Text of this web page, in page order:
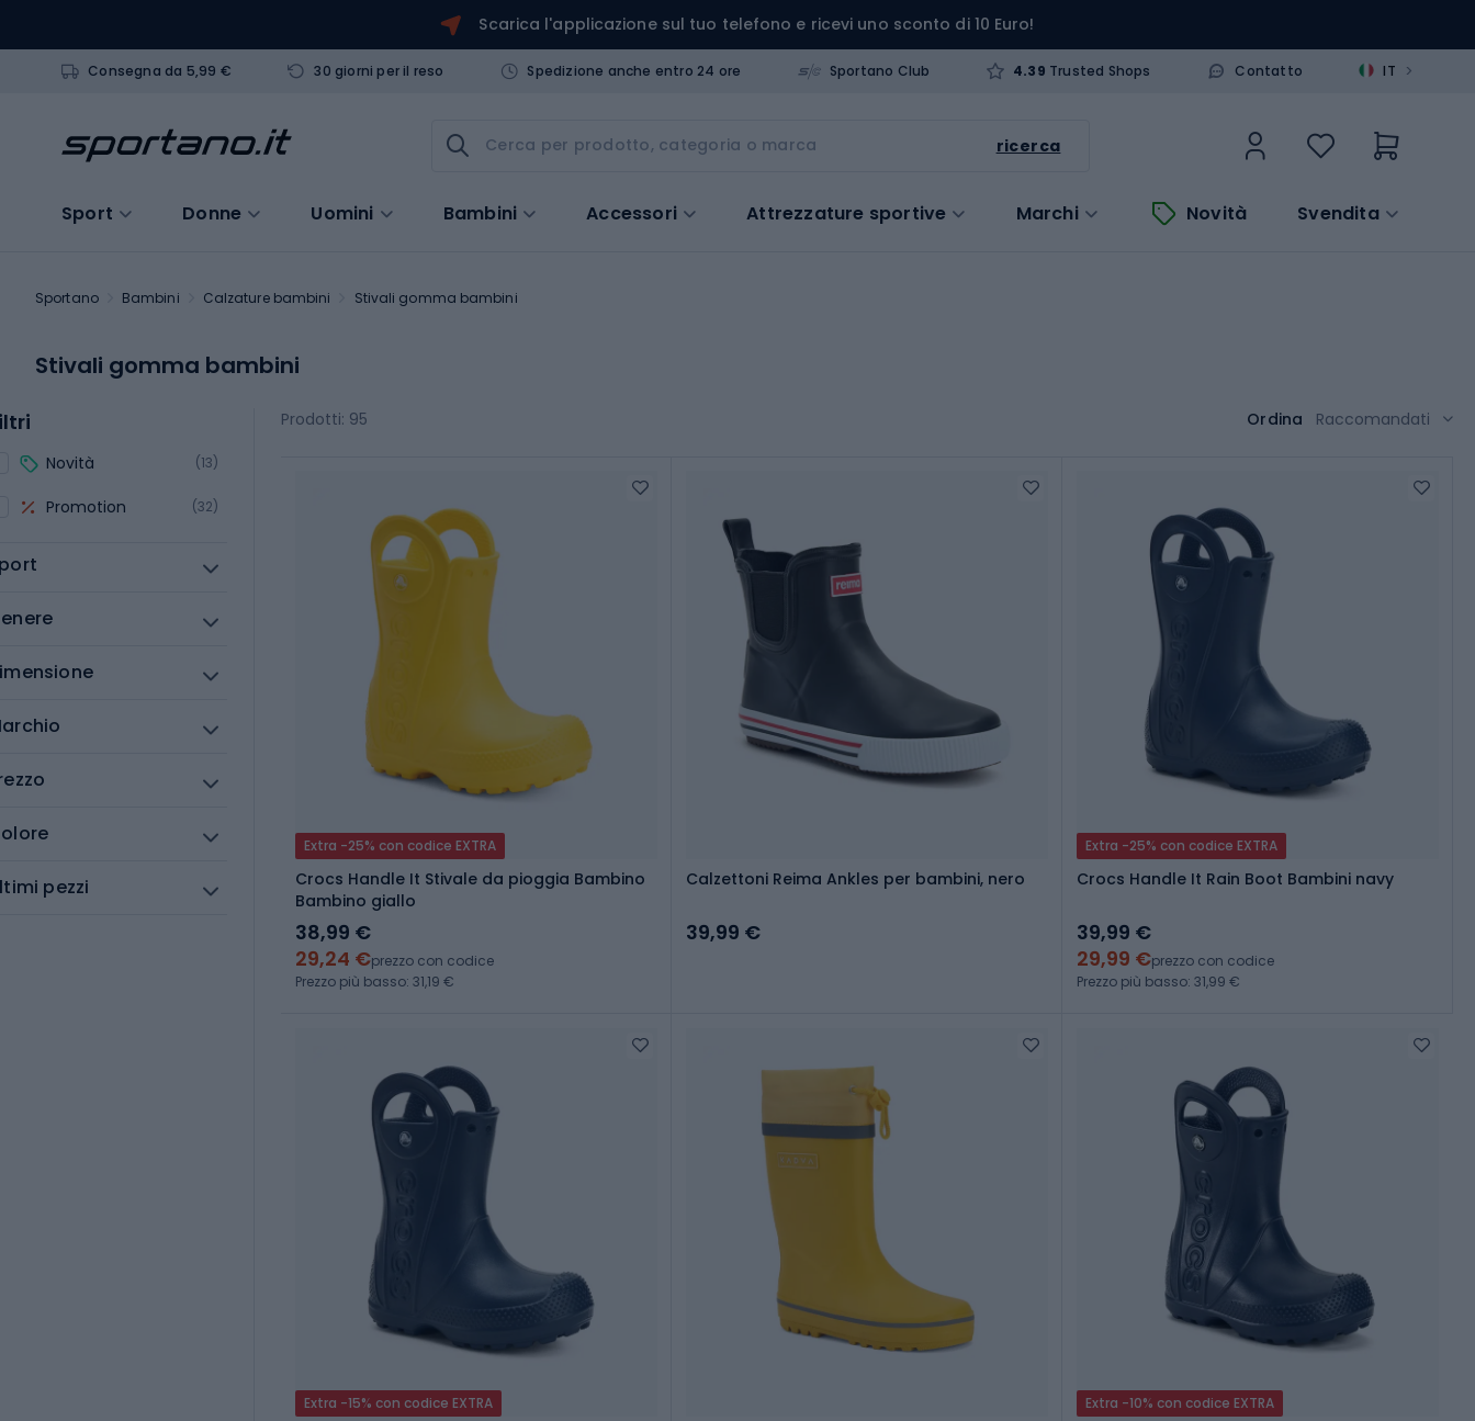
Scarica l'applicazione sul tuo telefono e ricevi uno sconto di 10 Euro!
Consegna da 5,99 € 30 giorni per il reso Spedizione anche entro 24 ore Sportano Club 4.39 Trusted Shops Contatto IT >
ricerca
Sport Donne Uomini Bambini Accessori Attrezzature sportive Marchi Novità Svendita
Sportano Bambini Calzature bambini Stivali gomma bambini
Stivali gomma bambini
Novità (13)
Promotion (32)
pezzi
Prodotti: 95 Ordina Raccomandati
Extra -25% con codice EXTRA
Crocs Handle It Stivale da pioggia Bambino
Bambino giallo
38,99 €
29,24 €prezzo con codice
Prezzo più basso: 31,19 €
Calzettoni Reima Ankles per bambini, nero
39,99 €
Extra -25% con codice EXTRA
Crocs Handle It Rain Boot Bambini navy
39,99 €
29,99 €prezzo con codice
Prezzo più basso: 31,99 €
Extra -15% con codice EXTRA Extra -10% con codice EXTRA